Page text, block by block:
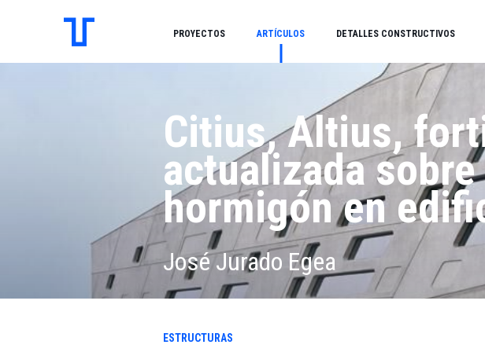
PROYECTOS ARTÍCULOS DETALLES CONSTRUCTIVOS
Citius, Altius,
actualizada
hormigón en
José Jurado Egea
ESTRUCTURAS